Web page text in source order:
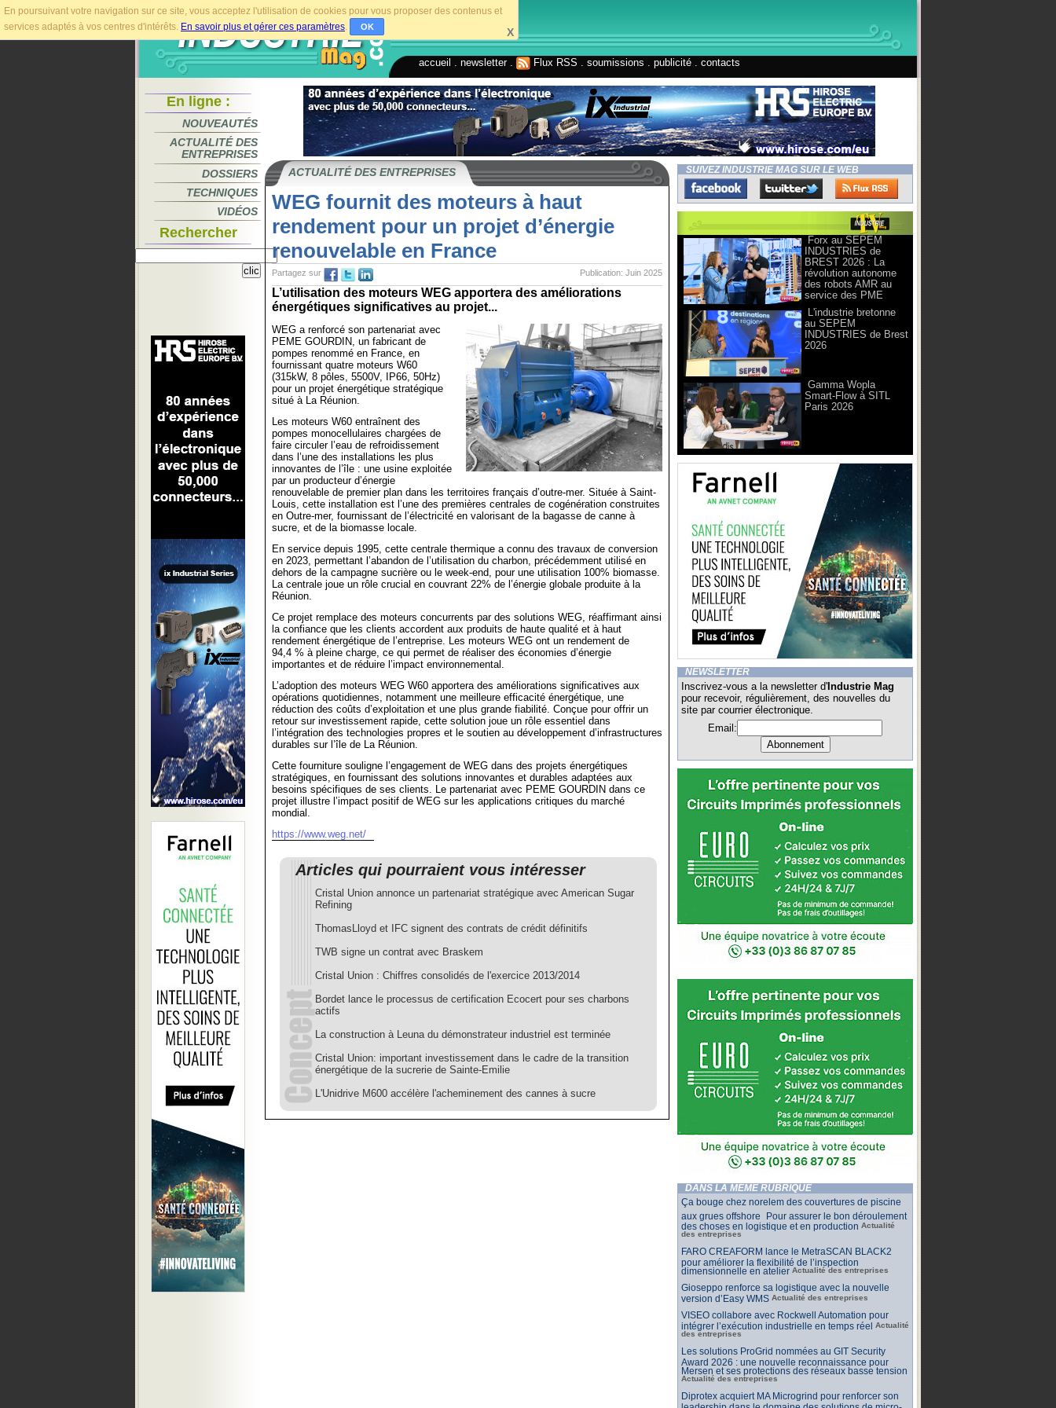
En poursuivant votre navigation sur ce site, vous acceptez l'utilisation de cookies pour vous proposer des contenus et
services adaptés à vos centres d'intérêts. En savoir plus et gérer ces paramètres. OK X
accueil newsletter. Flux RSS soumissions publicité contacts
En ligne :
NOUVEAUTÉS
ACTUALITÉ DES
ENTREPRISES
DOSSIERS
TECHNIQUES
VIDÉOS
Rechercher
ACTUALITÉ DES ENTREPRISES
WEG fournit des moteurs à haut
rendement pour un projet d’énergie
renouvelable en France
Publication: Juin 2025
Partagez sur
L’utilisation des moteurs WEG apportera des améliorations
énergétiques significatives au projet...
WEG a renforcé son partenariat avec
PEME GOURDIN, un fabricant de
pompes renommé en France, en
fournissant quatre moteurs W60
(315kW, 8 pôles, 5500V, IP66, 50Hz)
pour un projet énergétique stratégique
situé à La Réunion.
Les moteurs W60 entraînent des
pompes monocellulaires chargées de
faire circuler l’eau de refroidissement
dans l’une des installations les plus
innovantes de l’île : une usine exploitée
par un producteur d’énergie
renouvelable de premier plan dans les territoires français d’outre-mer. Située à Saint-
Louis, cette installation est l’une des premières centrales de cogénération construites
en Outre-mer, fournissant de l’électricité en valorisant de la bagasse de canne à
sucre, et de la biomasse locale.
En service depuis 1995, cette centrale thermique a connu des travaux de conversion
en 2023, permettant l’abandon de l’utilisation du charbon, précédemment utilisé en
dehors de la campagne sucrière ou le week-end, pour une utilisation 100% biomasse.
La centrale joue un rôle crucial en couvrant 22% de l’énergie globale produite à la
Réunion.
Ce projet remplace des moteurs concurrents par des solutions WEG, réaffirmant ainsi
la confiance que les clients accordent aux produits de haute qualité et à haut
rendement énergétique de l’entreprise. Les moteurs WEG ont un rendement de
94,4 % à pleine charge, ce qui permet de réaliser des économies d’énergie
importantes et de réduire l’impact environnemental.
L’adoption des moteurs WEG W60 apportera des améliorations significatives aux
opérations quotidiennes, notamment une meilleure efficacité énergétique, une
réduction des coûts d’exploitation et une plus grande fiabilité. Conçue pour offrir un
retour sur investissement rapide, cette solution joue un rôle essentiel dans
l’intégration des technologies propres et le soutien au développement d’infrastructures
durables sur l’île de La Réunion.
Cette fourniture souligne l’engagement de WEG dans des projets énergétiques
stratégiques, en fournissant des solutions innovantes et durables adaptées aux
besoins spécifiques de ses clients. Le partenariat avec PEME GOURDIN dans ce
projet illustre l’impact positif de WEG sur les applications critiques du marché
mondial.
https://www.weg.net/
Articles qui pourraient vous intéresser
Cristal Union annonce un partenariat stratégique avec American Sugar
Refining
ThomasLloyd et IFC signent des contrats de crédit définitifs
TWB signe un contrat avec Braskem
Cristal Union : Chiffres consolidés de l'exercice 2013/2014
Bordet lance le processus de certification Ecocert pour ses charbons
actifs
La construction à Leuna du démonstrateur industriel est terminée
Cristal Union: important investissement dans le cadre de la transition
énergétique de la sucrerie de Sainte-Emilie
L'Unidrive M600 accélère l'acheminement des cannes à sucre
SUIVEZ INDUSTRIE MAG SUR LE WEB
Forx au SEPEM
INDUSTRIES de
BREST 2026 : La
révolution autonome
des robots AMR au
service des PME
L'industrie bretonne
au SEPEM
INDUSTRIES de Brest
2026
Gamma Wopla
Smart-Flow à SITL
Paris 2026
NEWSLETTER
Inscrivez-vous a la newsletter d' Industrie Mag
pour recevoir, régulièrement, des nouvelles du
site par courrier électronique.
Email:
DANS LA MÊME RUBRIQUE
Ça bouge chez norelem des couvertures de piscine
aux grues offshore Pour assurer le bon déroulement
des choses en logistique et en production Actualité
des entreprises
FARO CREAFORM lance le MetraSCAN BLACK2
pour améliorer la flexibilité de l’inspection
dimensionnelle en atelier Actualité des entreprises
Gioseppo renforce sa logistique avec la nouvelle
version d’Easy WMS Actualité des entreprises
VISEO collabore avec Rockwell Automation pour
intégrer l’exécution industrielle en temps réel Actualité
des entreprises
Les solutions ProGrid nommées au GIT Security
Award 2026 : une nouvelle reconnaissance pour
Mersen et ses protections des réseaux basse tension
Actualité des entreprises
Diprotex acquiert MA Microgrind pour renforcer son
leadership dans le domaine des solutions de micro-